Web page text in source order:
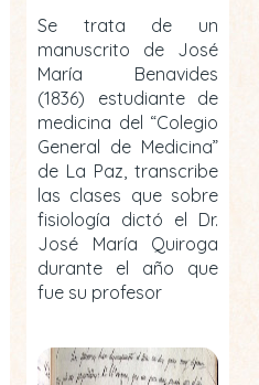
Se trata de un
manuscrito de José
María Benavides
(1836) estudiante de
medicina del “Colegio
General de Medicina”
de La Paz, transcribe
las clases que sobre
fisiología dictó el Dr.
José María Quiroga
durante el año que
fue su profesor